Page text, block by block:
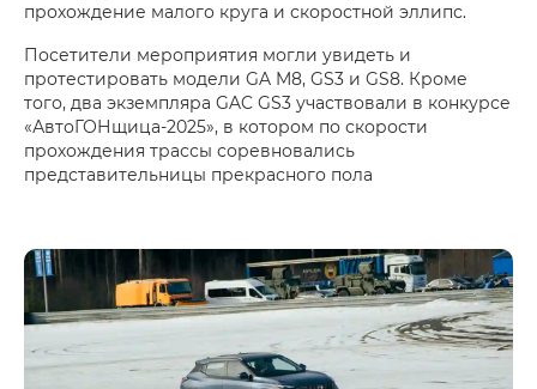
прохождение малого круга и скоростной эллипс.
Посетители мероприятия могли увидеть и
протестировать модели GA M8, GS3 и GS8. Кроме
того, два экземпляра GAC GS3 участвовали в конкурсе
«АвтоГОНщица-2025», в котором по скорости
прохождения трассы соревновались
представительницы прекрасного пола